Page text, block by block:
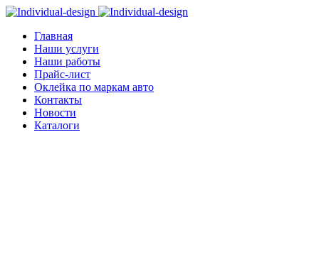
Главная
Наши услуги
Наши работы
Прайс-лист
Оклейка по маркам авто
Контакты
Новости
Каталоги